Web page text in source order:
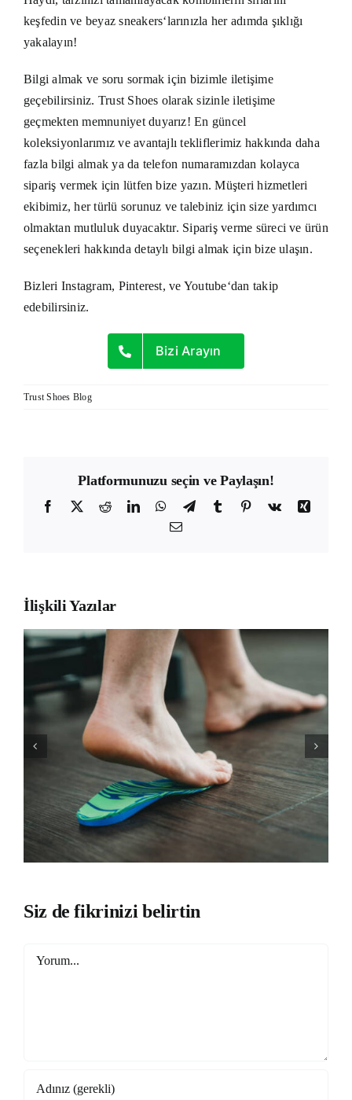
keşfedin ve beyaz sneakers‘larınızla her adımda şıklığı
yakalayın!
Bilgi almak ve soru sormak için bizimle iletişime
geçebilirsiniz. Trust Shoes olarak sizinle iletişime
geçmekten memnuniyet duyarız! En güncel
koleksiyonlarımız ve avantajlı tekliflerimiz hakkında daha
fazla bilgi almak ya da telefon numaramızdan kolayca
sipariş vermek için lütfenbize yazın. Müşteri hizmetleri
ekibimiz, her türlü sorunuz ve talebiniz için size yardımcı
olmaktan mutluluk duyacaktır. Sipariş verme süreci ve ürün
seçenekleri hakkında detaylı bilgi almak için bize ulaşın.
Bizleri Instagram, Pinterest, ve Youtube‘dan takip
edebilirsiniz.
Bizi Arayın
Trust Shoes Blog
Platformunuzu seçin ve Paylaşın!
Facebook
X RedditLinkedInWhatsApp
TelegramTumblr Pinterest
Vk
Xing
E-
İlişkili Yazılar
Siz de fikrinizi belirtin
Yorum